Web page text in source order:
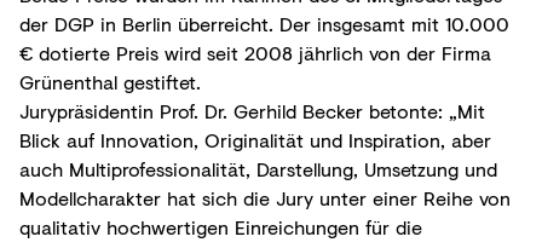
der DGP in Berlin überreicht. Der insgesamt mit 10.000
€ dotierte Preis wird seit 2008 jährlich von der Firma
Grünenthal gestiftet.
Jurypräsidentin Prof. Dr. Gerhild Becker betonte: „Mit
Blick auf Innovation, Originalität und Inspiration, aber
auch Multiprofessionalität, Darstellung, Umsetzung und
Modellcharakter hat sich die Jury unter einer Reihe von
qualitativ hochwertigen Einreichungen für die